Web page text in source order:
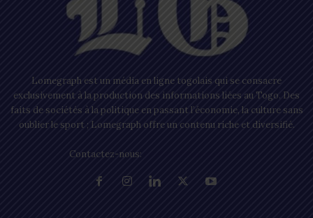
Lomegraph est un média en ligne togolais qui se consacre
exclusivement à la production des informations liées au Togo. Des
faits de sociétés à la politique en passant l’économie, la culture sans
oublier le sport ; Lomegraph offre un contenu riche et diversifié.
Contactez-nous: